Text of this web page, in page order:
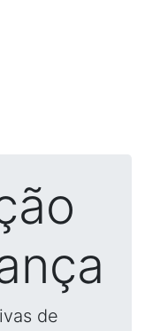
de